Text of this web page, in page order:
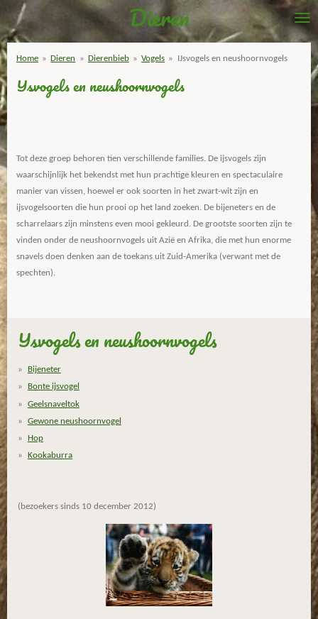
Ga
direct
naar
de
hoofdinhoud
Dieren
Home » Dieren » Dierenbieb » Vogels » IJsvogels en neushoornvogels
IJsvogels en neushoornvogels
Tot deze groep behoren tien verschillende families. De ijsvogels zijn
waarschijnlijk het bekendst met hun prachtige kleuren en spectaculaire
manier van vissen, hoewel er ook soorten in het zwart-wit zijn en
ijsvogelsoorten die hun prooi op het land zoeken. De bijeneters en de
scharrelaars zijn minstens even mooi gekleurd. De grootste soorten zijn te
vinden onder de neushoornvogels uit Azië en Afrika, die met hun enorme
snavels doen denken aan de toekans uit Zuid-Amerika (verwant met de
spechten).
IJsvogels en neushoornvogels
Bijeneter
Bonte ijsvogel
Geelsnaveltok
Gewone neushoornvogel
Hop
Kookaburra
(bezoekers sinds 10 december 2012)